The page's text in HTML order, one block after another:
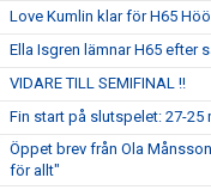
Love Kumlin klar för H65
Ella Isgren lämnar H65 efter
VIDARE TILL SEMIFINAL !!
Fin start på slutspelet: 27-25
Öppet brev från Ola
för allt"